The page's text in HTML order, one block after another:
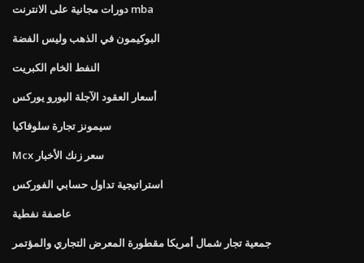
دورات مجانية على الانترنت mba
البوكيمون في الذهب وليس الفضة
النفط الخام الكبريت
أسعار العقود الآجلة اليورو يوركس
سيمونز تجارة سلوفاكيا
Mcx سعر زنك الأخبار
استراتيجية تداول حسابي الفوركس
عاصفة نفطية
جمعية تجار شمال أمريكا مقطورة المعرض التجاري والمؤتمر